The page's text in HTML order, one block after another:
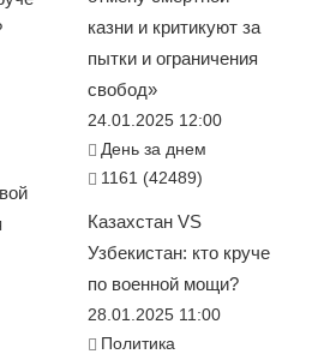
казни и критикуют за
пытки и ограничения
свобод»
24.01.2025 12:00
День за днем
1161 (42489)
Казахстан VS
Узбекистан: кто круче
по военной мощи?
28.01.2025 11:00
Политика